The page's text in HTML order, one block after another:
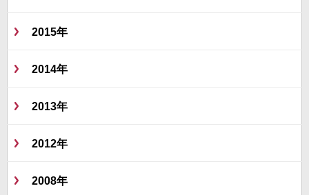
2015年
2014年
2013年
2012年
2008年